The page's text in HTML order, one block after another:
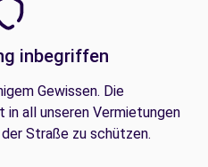
inbegriffen
Gewissen. Die
all unseren Vermietungen
Straße zu schützen.